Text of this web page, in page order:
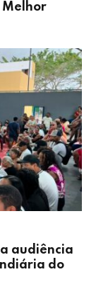
Melhor
audiência
do